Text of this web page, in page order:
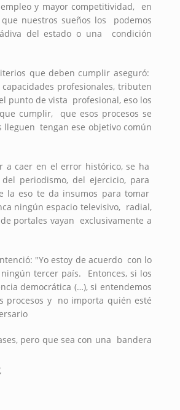
y mayor competitividad, en
nuestros sueños los podemos
del estado o una condición
que deben cumplir aseguró:
profesionales, tributen
punto de vista profesional, eso los
cumplir, que esos procesos se
lleguen tengan ese objetivo común
a caer en el error histórico, se ha
periodismo, del ejercicio, para
la eso te da insumos para tomar
ningún espacio televisivo, radial,
portales vayan exclusivamente a
"Yo estoy de acuerdo con lo
tercer país. Entonces, si los
democrática (…), si entendemos
procesos y no importa quién esté
pero que sea con una bandera